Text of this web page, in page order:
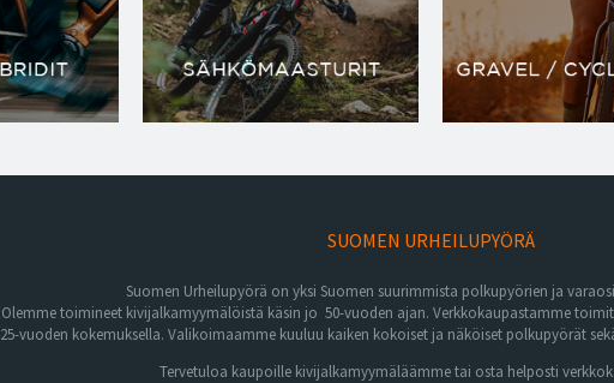
SUOMEN URHEILUPYÖRÄ
Suomen Urheilupyörä on yksi Suomen suurimmista polkupyörien ja
Olemme toimineet kivijalkamyymälöistä käsin jo 50-vuoden ajan. Verkkokaupastamme
25-vuoden kokemuksella. Valikoimaamme kuuluu kaiken kokoiset ja näköiset polkupyörät
Tervetuloa kaupoille kivijalkamyymäläämme tai osta helposti